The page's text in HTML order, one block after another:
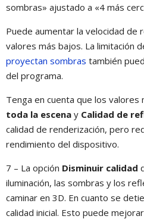
sombras» ajustado a «4 más
Puede aumentar la velocidad de
valores más bajos. La limitación
proyectan sombras también
del programa.
Tenga en cuenta que los valores
toda la escena y Calidad de
calidad de renderización, pero
rendimiento del dispositivo.
7 – La opción Disminuir calidad
iluminación, las sombras y los
caminar en 3D. En cuanto se
calidad inicial. Esto puede